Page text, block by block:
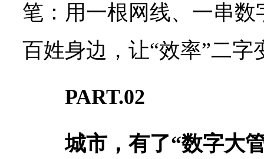
笔：用一根网线、一串
百姓身边，让“效率”二字
PART.02
城市，有了“数字大